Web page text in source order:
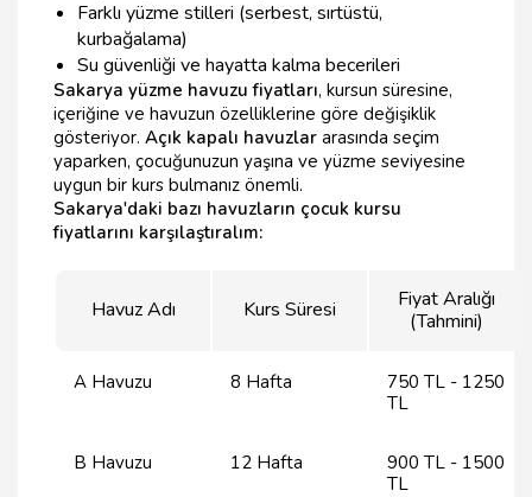
Farklı yüzme stilleri (serbest, sırtüstü,
kurbağalama)
Su güvenliği ve hayatta kalma becerileri
Sakarya yüzme havuzu fiyatları, kursun süresine,
içeriğine ve havuzun özelliklerine göre değişiklik
gösteriyor. Açık kapalı havuzlar arasında seçim
yaparken, çocuğunuzun yaşına ve yüzme seviyesine
uygun bir kurs bulmanız önemli.
Sakarya'daki bazı havuzların çocuk kursu
fiyatlarını karşılaştıralım:
Havuz Adı Kurs Süresi
Fiyat Aralığı
(Tahmini)
A Havuzu 8 Hafta
750 TL - 1250
TL
B Havuzu 12 Hafta
900 TL - 1500
TL